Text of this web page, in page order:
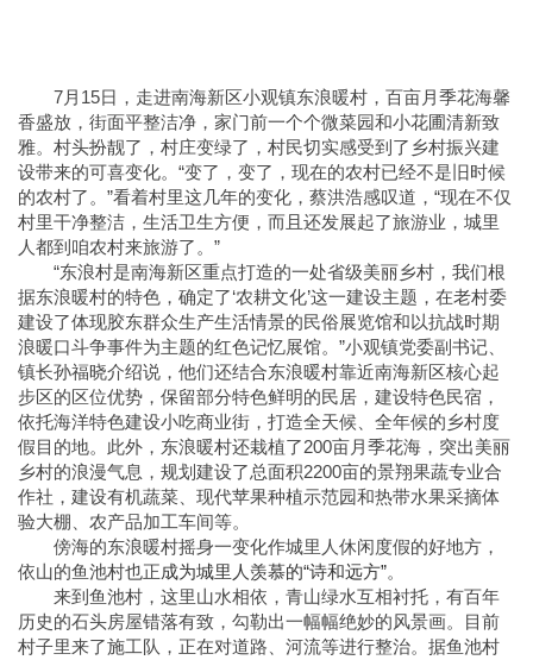
7月15日，走进南海新区小观镇东浪暖村，百亩月季花海馨
香盛放，街面平整洁净，家门前一个个微菜园和小花圃清新致
雅。村头扮靓了，村庄变绿了，村民切实感受到了乡村振兴建
设带来的可喜变化。“变了，变了，现在的农村已经不是旧时候
的农村了。”看着村里这几年的变化，蔡洪浩感叹道，“现在不仅
村里干净整洁，生活卫生方便，而且还发展起了旅游业，城里
人都到咱农村来旅游了。”
“东浪村是南海新区重点打造的一处省级美丽乡村，我们根
据东浪暖村的特色，确定了‘农耕文化’这一建设主题，在老村委
建设了体现胶东群众生产生活情景的民俗展览馆和以抗战时期
浪暖口斗争事件为主题的红色记忆展馆。”小观镇党委副书记、
镇长孙福晓介绍说，他们还结合东浪暖村靠近南海新区核心起
步区的区位优势，保留部分特色鲜明的民居，建设特色民宿，
依托海洋特色建设小吃商业街，打造全天候、全年候的乡村度
假目的地。此外，东浪暖村还栽植了200亩月季花海，突出美丽
乡村的浪漫气息，规划建设了总面积2200亩的景翔果蔬专业合
作社，建设有机蔬菜、现代苹果种植示范园和热带水果采摘体
验大棚、农产品加工车间等。
傍海的东浪暖村摇身一变化作城里人休闲度假的好地方，
依山的鱼池村也正成为城里人羡慕的“诗和远方”。
来到鱼池村，这里山水相依，青山绿水互相衬托，有百年
历史的石头房屋错落有致，勾勒出一幅幅绝妙的风景画。目前
村子里来了施工队，正在对道路、河流等进行整治。据鱼池村